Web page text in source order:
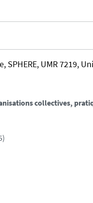
UMR 7219,
collectives,